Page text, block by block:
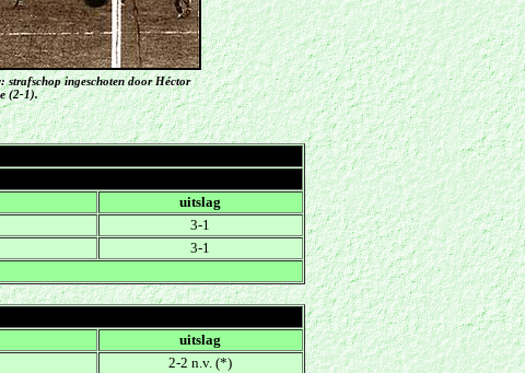
strafschop ingeschoten door Héctor
(2-1).
uitslag
3-1
3-1
uitslag
2-2 n.v. (*)